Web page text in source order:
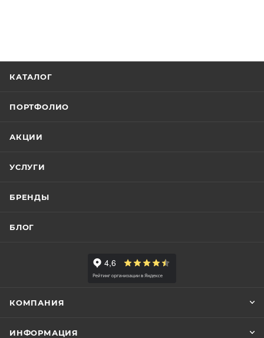
КАТАЛОГ
ПОРТФОЛИО
АКЦИИ
УСЛУГИ
БРЕНДЫ
БЛОГ
КОМПАНИЯ
ИНФОРМАЦИЯ